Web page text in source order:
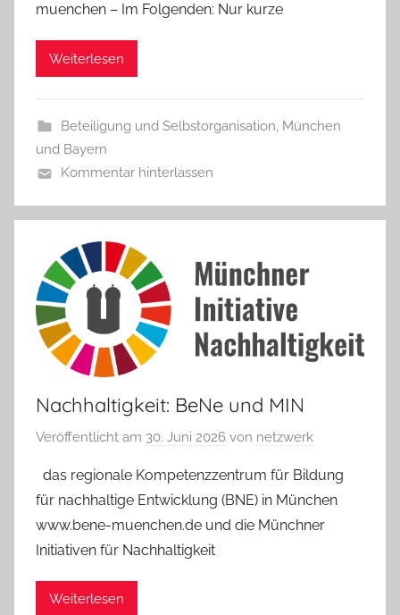
muenchen – Im Folgenden: Nur kurze
Weiterlesen
Beteiligung und Selbstorganisation, München
und Bayern
Kommentar hinterlassen
Nachhaltigkeit: BeNe und MIN
Veröffentlicht am 30. Juni 2026 von netzwerk
das regionale Kompetenzzentrum für Bildung
für nachhaltige Entwicklung (BNE) in München
www.bene-muenchen.de und die Münchner
Initiativen für Nachhaltigkeit
Weiterlesen